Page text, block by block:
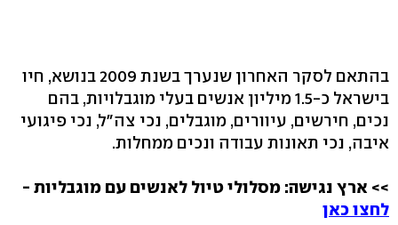
בהתאם לסקר האחרון שנערך בשנת 2009 בנושא, חיו
בישראל כ-1.5 מיליון אנשים בעלי מוגבלויות, בהם
נכים, חירשים, עיוורים, מוגבלים, נכי צה"ל, נכי פיגועי
איבה, נכי תאונות עבודה ונכים ממחלות.
>> ארץ נגישה: מסלולי טיול לאנשים עם מוגבליות -
לחצו כאן